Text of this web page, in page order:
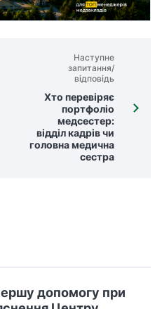
Наступне
запитання/
відповідь
Хто перевіряє
портфоліо
медсестер:
відділ кадрів чи
головна медична
сестра
допомогу при